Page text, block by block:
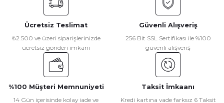
Ücretsiz Teslimat
₺2.500 ve üzeri siparişlerinizde
ücretsiz gönderi imkanı
Güvenli Alışveriş
256 Bit SSL Sertifikası ile %100
güvenli alışveriş
%100 Müşteri Memnuniyeti
14 Gün içerisinde kolay iade ve
Taksit İmkaanı
Kredi kartına vade farksız 6 Taksit